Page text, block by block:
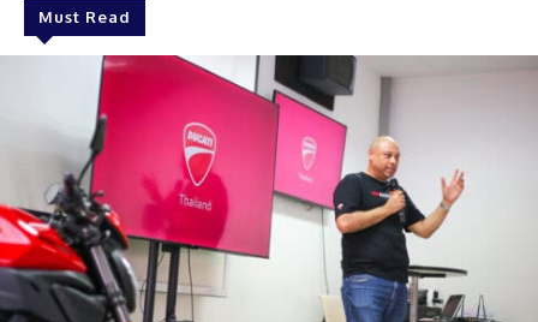
Must Read